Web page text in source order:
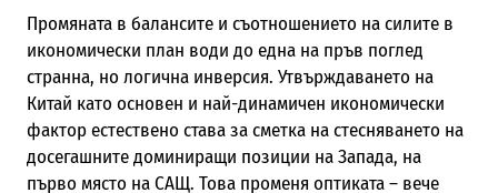
Промяната в балансите и съотношението на силите в
икономически план води до една на пръв поглед
странна, но логична инверсия. Утвърждаването на
Китай като основен и най-динамичен икономически
фактор естествено става за сметка на стесняването на
досегашните доминиращи позиции на Запада, на
първо място на САЩ. Това променя оптиката – вече